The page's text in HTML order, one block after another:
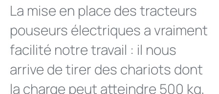
La mise en place des tracteurs
pouseurs électriques a vraiment
facilité notre travail : il nous
arrive de tirer des chariots dont
la charge peut atteindre 500 kg,